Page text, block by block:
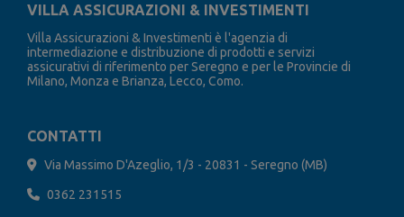
VILLA ASSICURAZIONI & INVESTIMENTI
Villa Assicurazioni & Investimenti è l'agenzia di
intermediazione e distribuzione di prodotti e servizi
assicurativi di riferimento per Seregno e per le Provincie di
Milano, Monza e Brianza, Lecco, Como.
CONTATTI
Via Massimo D'Azeglio, 1/3 - 20831 - Seregno (MB)
0362 231515